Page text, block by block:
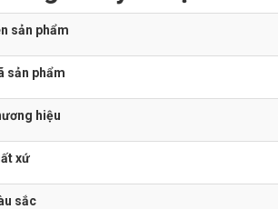
sản phẩm
sản phẩm
hiệu
xứ
sắc